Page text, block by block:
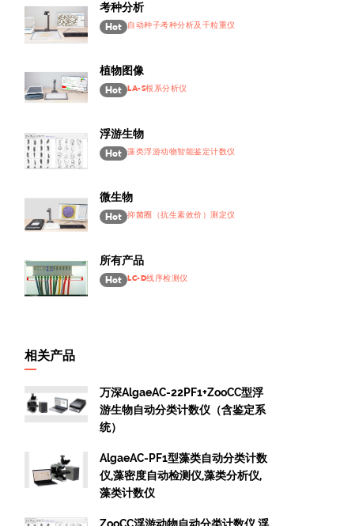
考种分析
Hot 自动种子考种分析及千粒重仪
植物图像
Hot LA-S根系分析仪
浮游生物
Hot 藻类浮游动物智能鉴定计数仪
微生物
Hot 抑菌圈（抗生素效价）测定仪
所有产品
Hot LC-D线序检测仪
相关产品
万深AlgaeAC-22PF1+ZooCC型浮
游生物自动分类计数仪（含鉴定系
统）
AlgaeAC-PF1型藻类自动分类计数
仪,藻密度自动检测仪,藻类分析仪,
藻类计数仪